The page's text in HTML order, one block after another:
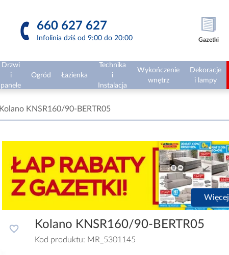
660 627 627
Infolinia dziś od 9:00 do 20:00 Gazetki
Drzwi
i
panele
Ogród Łazienka
Technika
i
Instalacja
Wykończenie
wnętrz
Dekoracje
i lampy
Kolano KNSR160/90-BERTR05
Więcej
Kolano KNSR160/90-BERTR05
Kod produktu: MR_5301145